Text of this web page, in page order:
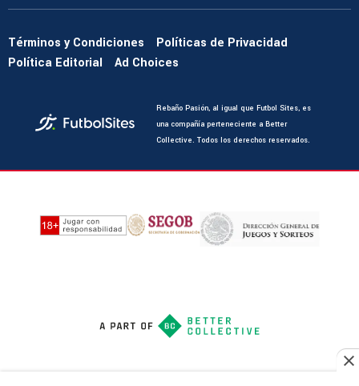
Términos y Condiciones
Políticas de Privacidad
Política Editorial
Ad Choices
Rebaño Pasión, al igual que Futbol Sites, es
una compañía perteneciente a Better
Collective. Todos los derechos reservados.